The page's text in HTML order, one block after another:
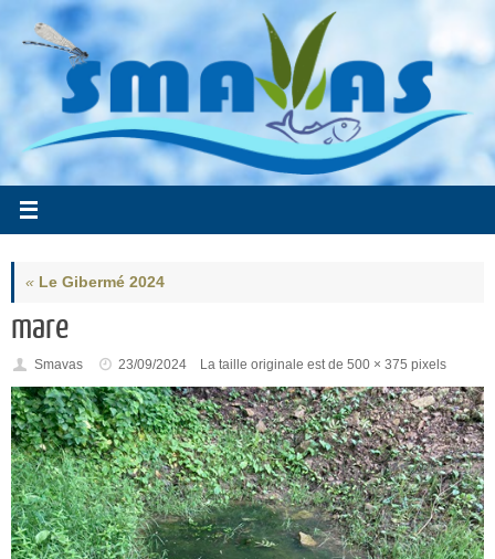
Passer
contenu
« Le Gibermé 2024
mare
Smavas 23/09/2024 La taille originale est de500 × 375 pixels